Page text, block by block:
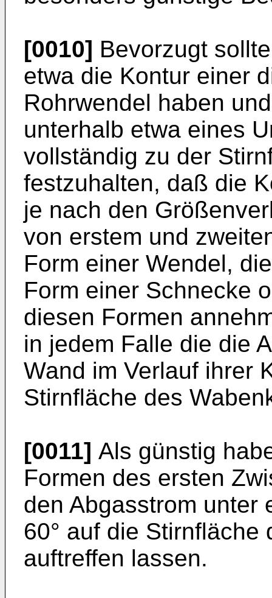
[0010] Bevorzugt
etwa die Kontur einer
Rohrwendel haben
unterhalb etwa eines
vollständig zu der
festzuhalten, daß die
je nach den
von erstem und
Form einer Wendel,
Form einer Schnecke
diesen Formen
in jedem Falle die die
Wand im Verlauf ihrer
Stirnfläche des
[0011] Als günstig
Formen des ersten
den Abgasstrom unter
60° auf die Stirnfläche
auftreffen lassen.